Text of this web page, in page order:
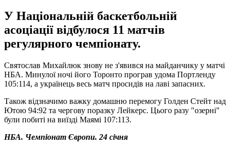
У Національній баскетбольній
асоціації відбулося 11 матчів
регулярного чемпіонату.
Святослав Михайлюк знову не з'явився на майданчику у матчі
НБА. Минулої ночі його Торонто програв удома Портленду
105:114, а українець весь матч просидів на лаві запасних.
Також відзначимо важку домашню перемогу Голден Стейт над
Ютою 94:92 та чергову поразку Лейкерс. Цього разу "озерні"
були побиті на виїзді Маямі 107:113.
НБА. Чемпіонат Європи. 24 січня